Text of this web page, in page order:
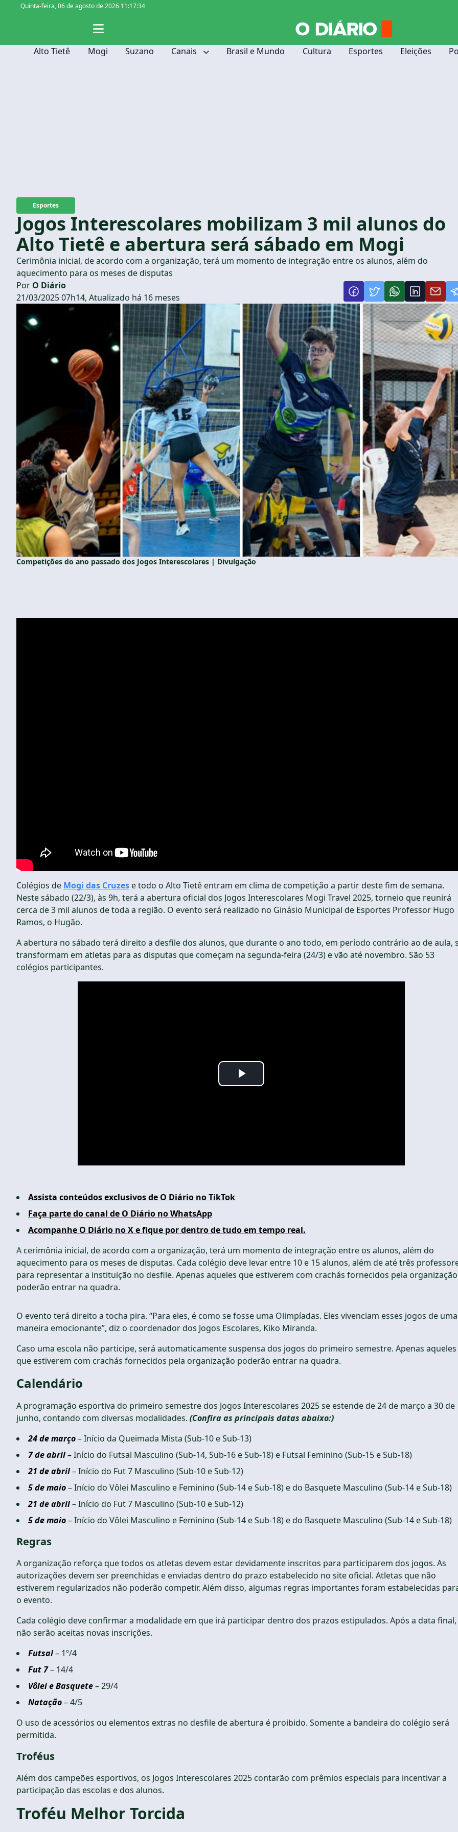
Quinta-feira,06 de agosto de 2026 11:17:35
Alto Tietê Mogi Suzano Canais Brasil e Mundo Cultura Esportes Eleições
Esportes
Jogos Interescolares mobilizam 3 mil alunos do
Alto Tietê e abertura será sábado em Mogi
Cerimônia inicial, de acordo com a organização, terá um momento de integração entre os alunos, além do
aquecimento para os meses de disputas
Por O Diário
21/03/2025 07h14, Atualizado há 16 meses
Competições do ano passado dos Jogos Interescolares | Divulgação
Colégios de Mogi das Cruzes e todo o Alto Tietê entram em clima de competição a partir deste fim de semana.
Neste sábado (22/3), às 9h, terá a abertura oficial dos Jogos Interescolares Mogi Travel 2025, torneio que reunirá
cerca de 3 mil alunos de toda a região. O evento será realizado no Ginásio Municipal de Esportes Professor Hugo
Ramos, o Hugão.
A abertura no sábado terá direito a desfile dos alunos, que durante o ano todo, em período contrário ao de aula,
transformam em atletas para as disputas que começam na segunda-feira (24/3) e vão até novembro. São 53
colégios participantes.
Play
Assista conteúdos exclusivos de O Diário no TikTok
Faça parte do canal de O Diário no WhatsApp
Acompanhe O Diário no X e fique por dentro de tudo em tempo real.
A cerimônia inicial, de acordo com a organização, terá um momento de integração entre os alunos, além do
aquecimento para os meses de disputas. Cada colégio deve levar entre 10 e 15 alunos, além de até três
para representar a instituição no desfile. Apenas aqueles que estiverem com crachás fornecidos pela organização
poderão entrar na quadra.
O evento terá direito a tocha pira. “Para eles, é como se fosse uma Olimpíadas. Eles vivenciam esses jogos de uma
maneira emocionante”, diz o coordenador dos Jogos Escolares, Kiko Miranda.
Caso uma escola não participe, será automaticamente suspensa dos jogos do primeiro semestre. Apenas aqueles
que estiverem com crachás fornecidos pela organização poderão entrar na quadra.
Calendário
A programação esportiva do primeiro semestre dos Jogos Interescolares 2025 se estende de 24 de março a 30 de
junho, contando com diversas modalidades. (Confira as principais datas abaixo:)
24 de março– Início da Queimada Mista (Sub-10 e Sub-13)
7 de abril –Início do Futsal Masculino (Sub-14, Sub-16 e Sub-18) e Futsal Feminino (Sub-15 e Sub-18)
21 de abril– Início do Fut 7 Masculino (Sub-10 e Sub-12)
5 de maio– Início do Vôlei Masculino e Feminino (Sub-14 e Sub-18) e do Basquete Masculino (Sub-14 e Sub-18)
21 de abril– Início do Fut 7 Masculino (Sub-10 e Sub-12)
5 de maio– Início do Vôlei Masculino e Feminino (Sub-14 e Sub-18) e do Basquete Masculino (Sub-14 e Sub-18)
Regras
A organização reforça que todos os atletas devem estar devidamente inscritos para participarem dos jogos. As
autorizações devem ser preenchidas e enviadas dentro do prazo estabelecido no site oficial. Atletas que não
estiverem regularizados não poderão competir. Além disso, algumas regras importantes foram estabelecidas
o evento.
Cada colégio deve confirmar a modalidade em que irá participar dentro dos prazos estipulados. Após a data final,
não serão aceitas novas inscrições.
Futsal– 1º/4
Fut 7– 14/4
Vôlei e Basquete– 29/4
Natação– 4/5
O uso de acessórios ou elementos extras no desfile de abertura é proibido. Somente a bandeira do colégio será
permitida.
Troféus
Além dos campeões esportivos, os Jogos Interescolares 2025 contarão com prêmios especiais para incentivar a
participação das escolas e dos alunos.
Troféu Melhor Torcida